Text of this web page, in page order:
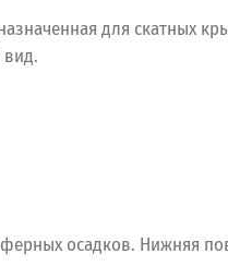
для скатных
вид.
осадков. Нижняя